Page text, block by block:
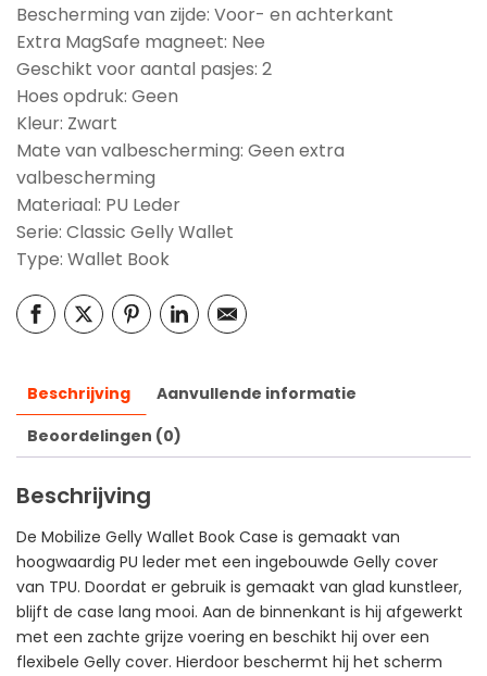
Bescherming van zijde: Voor- en achterkant
Extra MagSafe magneet: Nee
Geschikt voor aantal pasjes: 2
Hoes opdruk: Geen
Kleur: Zwart
Mate van valbescherming: Geen extra
valbescherming
Materiaal: PU Leder
Serie: Classic Gelly Wallet
Type: Wallet Book
Beschrijving
Aanvullende informatie
Beoordelingen (0)
Beschrijving
De Mobilize Gelly Wallet Book Case is gemaakt van
hoogwaardig PU leder met een ingebouwde Gelly cover
van TPU. Doordat er gebruik is gemaakt van glad kunstleer,
blijft de case lang mooi. Aan de binnenkant is hij afgewerkt
met een zachte grijze voering en beschikt hij over een
flexibele Gelly cover. Hierdoor beschermt hij het scherm